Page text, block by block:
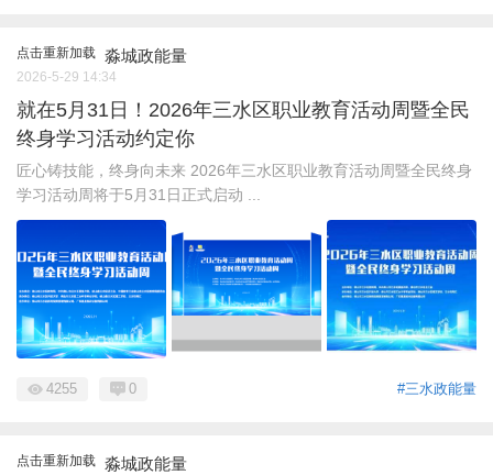
点击重新加载 淼城政能量
2026-5-29 14:34
就在5月31日！2026年三水区职业教育活动周暨全民
终身学习活动约定你
匠心铸技能，终身向未来 2026年三水区职业教育活动周暨全民终身
学习活动周将于5月31日正式启动 ...
#三水政能量
4255 0
点击重新加载 淼城政能量